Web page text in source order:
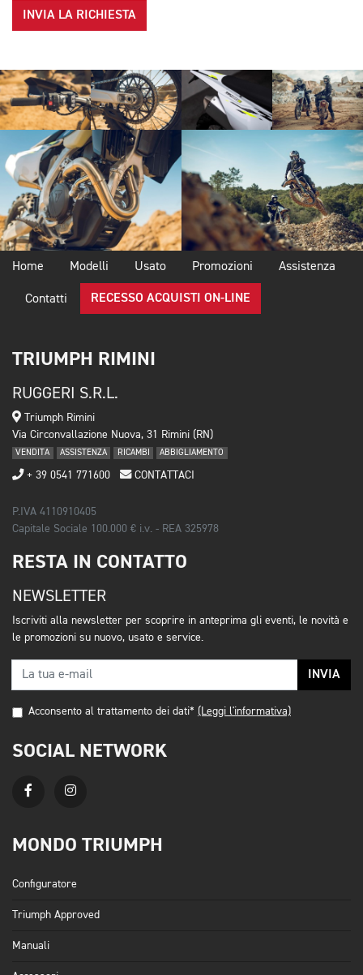
INVIA LA RICHIESTA
Home Modelli Usato Promozioni Assistenza
Contatti RECESSO ACQUISTI ON-LINE
TRIUMPH RIMINI
RUGGERI S.R.L.
Triumph Rimini
Via Circonvallazione Nuova, 31 Rimini (RN)
VENDITA ASSISTENZA RICAMBI ABBIGLIAMENTO
+ 39 0541 771600 CONTATTACI
P.IVA 4110910405
Capitale Sociale 100.000 € i.v. - REA 325978
RESTA IN CONTATTO
NEWSLETTER
Iscriviti alla newsletter per scoprire in anteprima gli eventi, le novità e
le promozioni su nuovo, usato e service.
INVIA
Acconsento al trattamento dei dati* (Leggi l'informativa)
SOCIAL NETWORK
MONDO TRIUMPH
Configuratore
Triumph Approved
Manuali